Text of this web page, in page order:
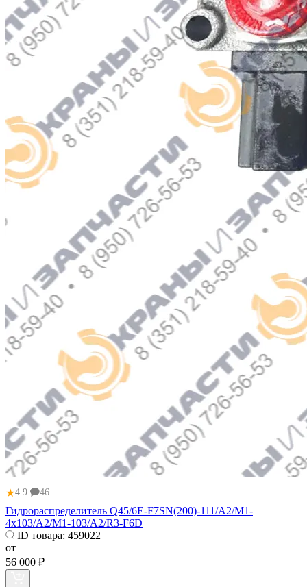
★4.9 46
Гидрораспределитель Q45/6E-F7SN(200)-111/A2/M1-
4x103/A2/M1-103/A2/R3-F6D
ID товара: 459022
от
56 000 ₽